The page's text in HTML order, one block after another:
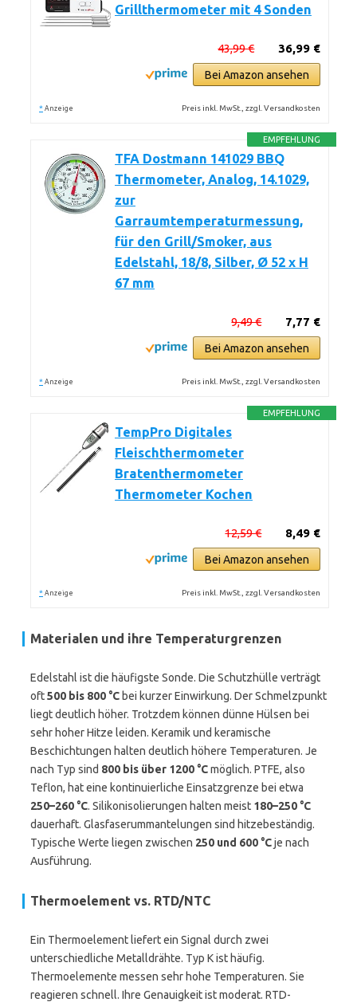
Grillthermometer mit 4 Sonden
36,99 €
43,99 €
Bei Amazon ansehen
* Anzeige Preis inkl. MwSt., zzgl. Versandkosten
EMPFEHLUNG
TFA Dostmann 141029 BBQ
Thermometer, Analog, 14.1029,
zur
Garraumtemperaturmessung,
für den Grill/Smoker, aus
Edelstahl, 18/8, Silber, Ø 52 x H
67 mm
7,77 €
9,49 €
Bei Amazon ansehen
* Anzeige Preis inkl. MwSt., zzgl. Versandkosten
EMPFEHLUNG
TempPro Digitales
Fleischthermometer
Bratenthermometer
Thermometer Kochen
8,49 €
12,59 €
Bei Amazon ansehen
* Anzeige Preis inkl. MwSt., zzgl. Versandkosten
Materialen und ihre Temperaturgrenzen
Edelstahl ist die häufigste Sonde. Die Schutzhülle verträgt
oft500 bis 800 °C bei kurzer Einwirkung. Der Schmelzpunkt
liegt deutlich höher. Trotzdem können dünne Hülsen bei
sehr hoher Hitze leiden. Keramik und keramische
Beschichtungen halten deutlich höhere Temperaturen. Je
nach Typ sind 800 bis über 1200 °Cmöglich. PTFE, also
Teflon, hat eine kontinuierliche Einsatzgrenze bei etwa
250–260 °C. Silikonisolierungen halten meist 180–250 °C
dauerhaft. Glasfaserummantelungen sind hitzebeständig.
Typische Werte liegen zwischen 250 und 600 °Cje nach
Ausführung.
Thermoelement vs. RTD/NTC
Ein Thermoelement liefert ein Signal durch zwei
unterschiedliche Metalldrähte. Typ K ist häufig.
Thermoelemente messen sehr hohe Temperaturen. Sie
reagieren schnell. Ihre Genauigkeit ist moderat. RTD-